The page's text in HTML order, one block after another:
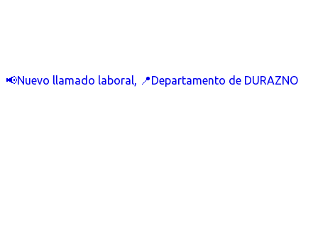
📢Nuevo llamado laboral, 📍Departamento de DURAZNO